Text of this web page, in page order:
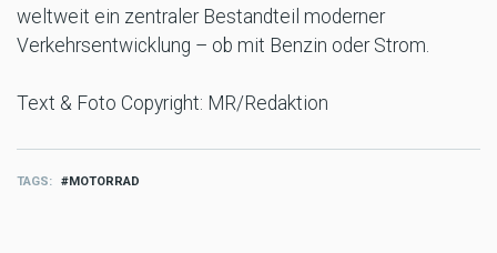
weltweit ein zentraler Bestandteil moderner
Verkehrsentwicklung – ob mit Benzin oder Strom.
Text & Foto Copyright: MR/Redaktion
TAGS MOTORRAD